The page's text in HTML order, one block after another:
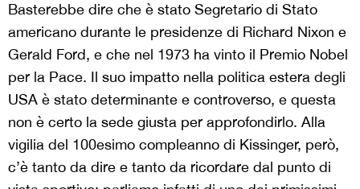
Basterebbe dire che è stato Segretario di Stato
americano durante le presidenze di Richard Nixon e
Gerald Ford, e che nel 1973 ha vinto il Premio Nobel
per la Pace. Il suo impatto nella politica estera degli
USA è stato determinante e controverso, e questa
non è certo la sede giusta per approfondirlo. Alla
vigilia del 100esimo compleanno di Kissinger, però,
c’è tanto da dire e tanto da ricordare dal punto di